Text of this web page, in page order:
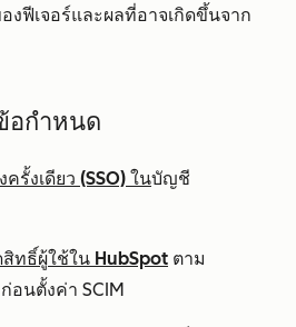
ฟีเจอร์และผลที่อาจเกิดขึ้นจาก
อกำหนด
รั้งเดียว (SSO) ในบัญชี
ทธิ์ผู้ใช้ใน HubSpot ตาม
นตั้งค่า SCIM